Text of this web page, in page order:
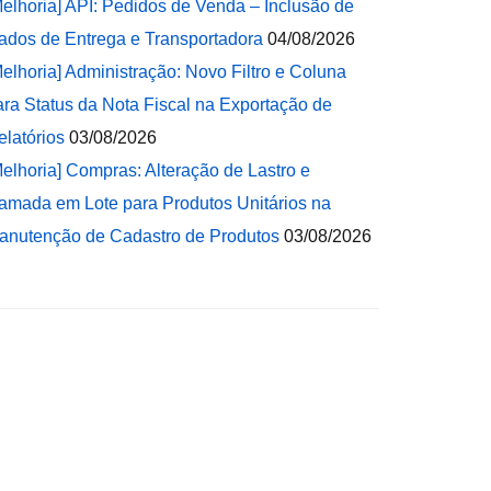
API: Pedidos de Venda – Inclusão de
de Entrega e Transportadora 04/08/2026
Administração: Novo Filtro e Coluna
Status da Nota Fiscal na Exportação de
03/08/2026
Compras: Alteração de Lastro e
em Lote para Produtos Unitários na
de Cadastro de Produtos 03/08/2026